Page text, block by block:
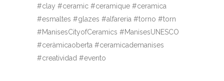
#clay #ceramic #ceramique #ceramica
#esmaltes #glazes #alfareria #torno #torn
#ManisesCityofCeramics #ManisesUNESCO
#ceràmicaoberta #ceramicademanises
#creatividad #evento